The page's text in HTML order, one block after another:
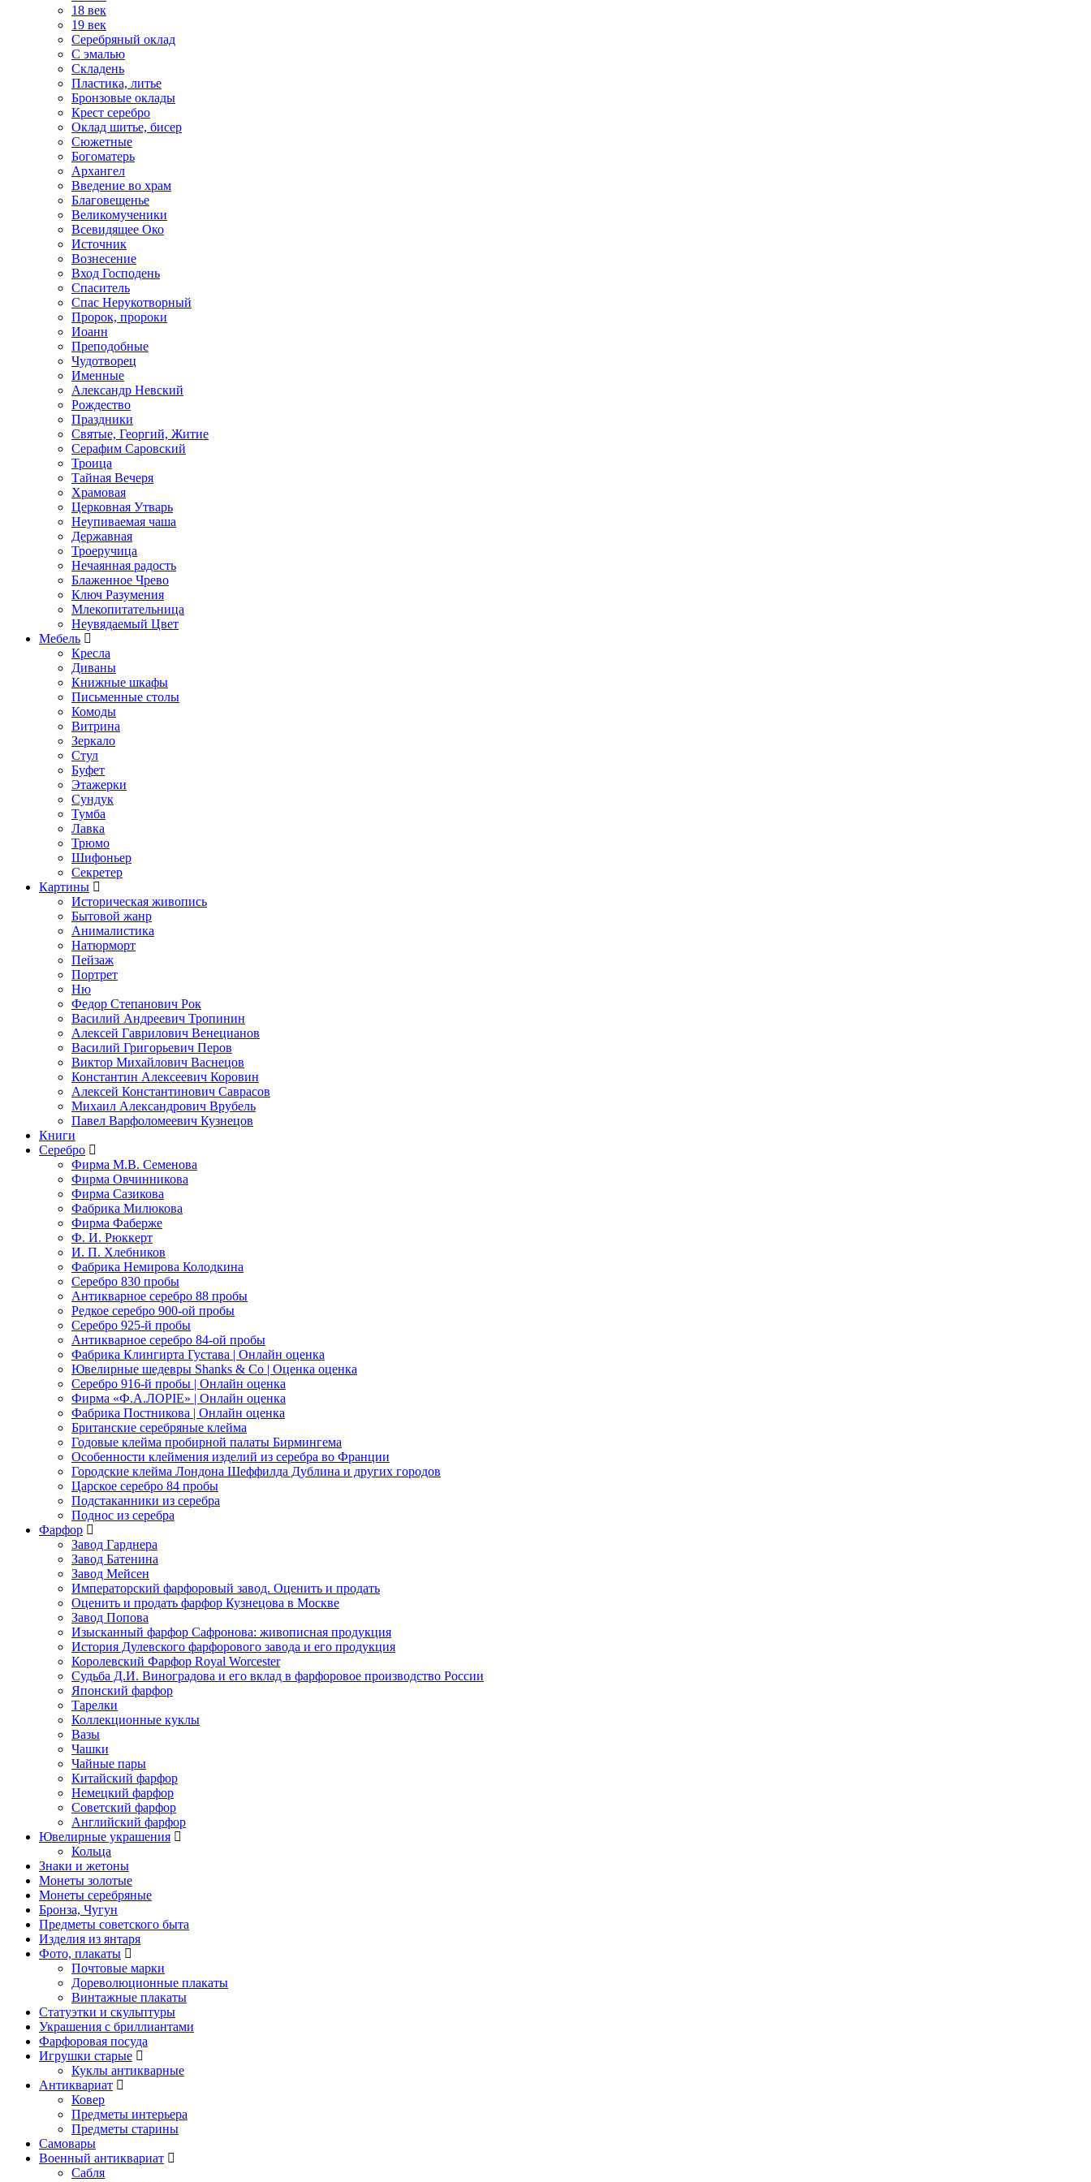
18 век
19 век
Серебряный оклад
С эмалью
Складень
Пластика, литье
Бронзовые оклады
Крест серебро
Оклад шитье, бисер
Сюжетные
Богоматерь
Архангел
Введение во храм
Благовещенье
Великомученики
Всевидящее Око
Источник
Вознесение
Вход Господень
Спаситель
Спас Нерукотворный
Пророк, пророки
Иоанн
Преподобные
Чудотворец
Именные
Александр Невский
Рождество
Праздники
Святые, Георгий, Житие
Серафим Саровский
Троица
Тайная Вечеря
Храмовая
Церковная Утварь
Неупиваемая чаша
Державная
Троеручица
Нечаянная радость
Блаженное Чрево
Ключ Разумения
Млекопитательница
Неувядаемый Цвет
Мебель
Кресла
Диваны
Книжные шкафы
Письменные столы
Комоды
Витрина
Зеркало
Стул
Буфет
Этажерки
Сундук
Тумба
Лавка
Трюмо
Шифоньер
Секретер
Картины
Историческая живопись
Бытовой жанр
Анималистика
Натюрморт
Пейзаж
Портрет
Ню
Федор Степанович Рок
Василий Андреевич Тропинин
Алексей Гаврилович Венецианов
Василий Григорьевич Перов
Виктор Михайлович Васнецов
Константин Алексеевич Коровин
Алексей Константинович Саврасов
Михаил Александрович Врубель
Павел Варфоломеевич Кузнецов
Книги
Серебро
Фирма М.В. Семенова
Фирма Овчинникова
Фирма Сазикова
Фабрика Милюкова
Фирма Фаберже
Ф. И. Рюккерт
И. П. Хлебников
Фабрика Немирова Колодкина
Серебро 830 пробы
Антикварное серебро 88 пробы
Редкое серебро 900-ой пробы
Серебро 925-й пробы
Антикварное серебро 84-ой пробы
Фабрика Клингирта Густава | Онлайн оценка
Ювелирные шедевры Shanks & Co | Оценка оценка
Серебро 916-й пробы | Онлайн оценка
Фирма «Ф.А.ЛОРIЕ» | Онлайн оценка
Фабрика Постникова | Онлайн оценка
Британские серебряные клейма
Годовые клейма пробирной палаты Бирмингема
Особенности клеймения изделий из серебра во Франции
Городские клейма Лондона Шеффилда Дублина и других городов
Царское серебро 84 пробы
Подстаканники из серебра
Поднос из серебра
Фарфор
Завод Гарднера
Завод Батенина
Завод Мейсен
Императорский фарфоровый завод. Оценить и продать
Оценить и продать фарфор Кузнецова в Москве
Завод Попова
Изысканный фарфор Сафронова: живописная продукция
История Дулевского фарфорового завода и его продукция
Королевский Фарфор Royal Worcester
Судьба Д.И. Виноградова и его вклад в фарфоровое производство России
Японский фарфор
Тарелки
Коллекционные куклы
Вазы
Чашки
Чайные пары
Китайский фарфор
Немецкий фарфор
Советский фарфор
Английский фарфор
Ювелирные украшения
Кольца
Знаки и жетоны
Монеты золотые
Монеты серебряные
Бронза, Чугун
Предметы советского быта
Изделия из янтаря
Фото, плакаты
Почтовые марки
Дореволюционные плакаты
Винтажные плакаты
Статуэтки и скульптуры
Украшения с бриллиантами
Фарфоровая посуда
Игрушки старые
Куклы антикварные
Антиквариат
Ковер
Предметы интерьера
Предметы старины
Самовары
Военный антиквариат
Сабля